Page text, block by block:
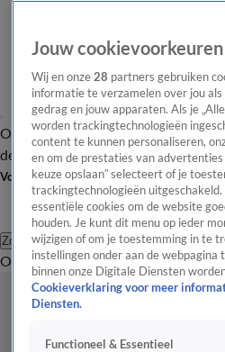
OverzichtAfleveringen Entertainment
de redactieNieuwsbrief
Volg Shownieuws
Zoeken
OverzichtEntertainment
Jouw cookievoorkeuren
Wij en onze 28 partners gebruiken
informatie te verzamelen over jou
gedrag en jouw apparaten. Als je
worden trackingtechnologieën
content te kunnen personaliseren,
en om de prestaties van
keuze opslaan” selecteert of je
trackingtechnologieën
essentiële cookies om de website
houden. Je kunt dit menu op ieder
wijzigen of om je toestemming in te
instellingen onder aan de webpagina
binnen onze Digitale Diensten
Cookieverklaring voor meer
Diensten.
Functioneel & Essentieel